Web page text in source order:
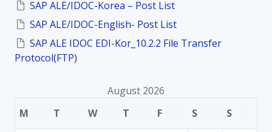
SAP ALE/IDOC-Korea – Post List
SAP ALE/IDOC-English- Post List
SAP ALE IDOC EDI-Kor_10.2.2 File Transfer
Protocol(FTP)
August 2026
M
T W T F S S